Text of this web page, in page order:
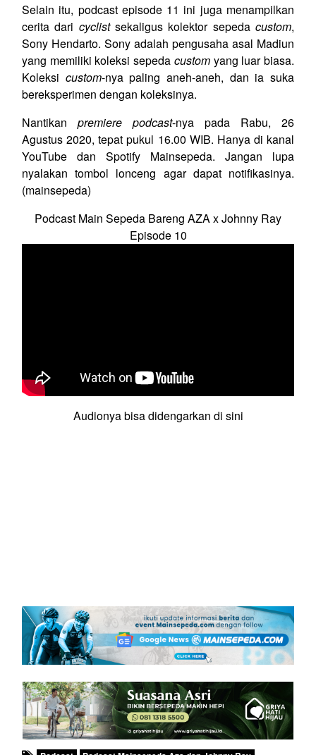
Selain itu, podcast episode 11 ini juga menampilkan
cerita dari cyclistsekaligus kolektor sepedacustom,
Sony Hendarto. Sony adalah pengusaha asal Madiun
yang memiliki koleksi sepeda customyang luar biasa.
Koleksi custom-nya paling aneh-aneh, dan ia suka
bereksperimen dengan koleksinya.
Nantikan premiere podcast-nya pada Rabu, 26
Agustus 2020, tepat pukul 16.00 WIB. Hanya di kanal
YouTube dan Spotify Mainsepeda. Jangan lupa
nyalakan tombol lonceng agar dapat notifikasinya.
(mainsepeda)
Podcast Main Sepeda Bareng AZA x Johnny Ray
Episode 10
Audionya bisa didengarkan di sini